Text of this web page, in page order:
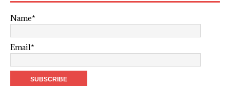
Name*
Email*